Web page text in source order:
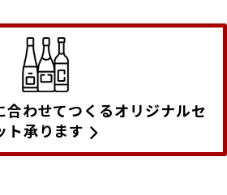
合わせてつくるオリジナルセ
ト承ります